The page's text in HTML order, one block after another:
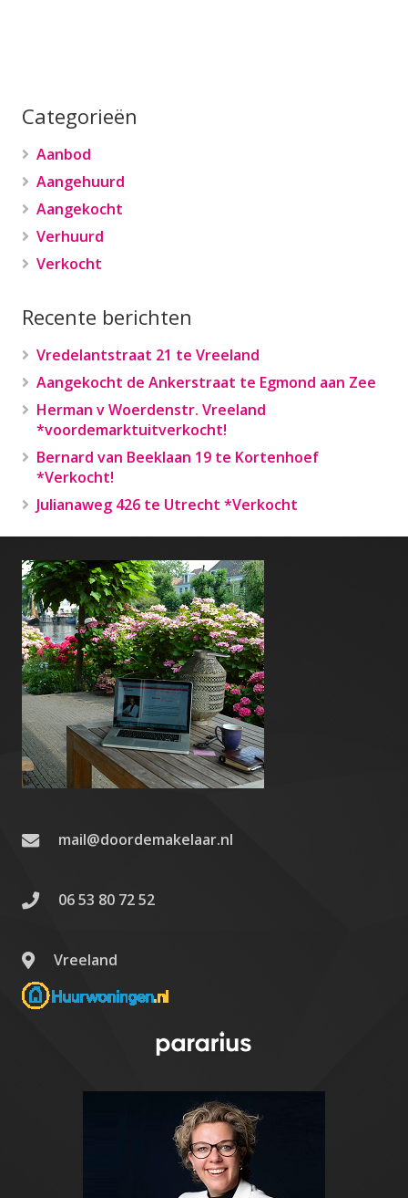
Categorieën
Aanbod
Aangehuurd
Aangekocht
Verhuurd
Verkocht
Recente berichten
Vredelantstraat 21 te Vreeland
Aangekocht de Ankerstraat te Egmond aan Zee
Herman v Woerdenstr. Vreeland
*voordemarktuitverkocht!
Bernard van Beeklaan 19 te Kortenhoef
*Verkocht!
Julianaweg 426 te Utrecht *Verkocht
mail@doordemakelaar.nl
06 53 80 72 52
Vreeland